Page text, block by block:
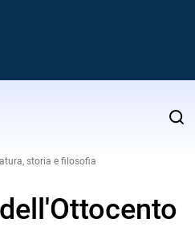
storia e filosofia